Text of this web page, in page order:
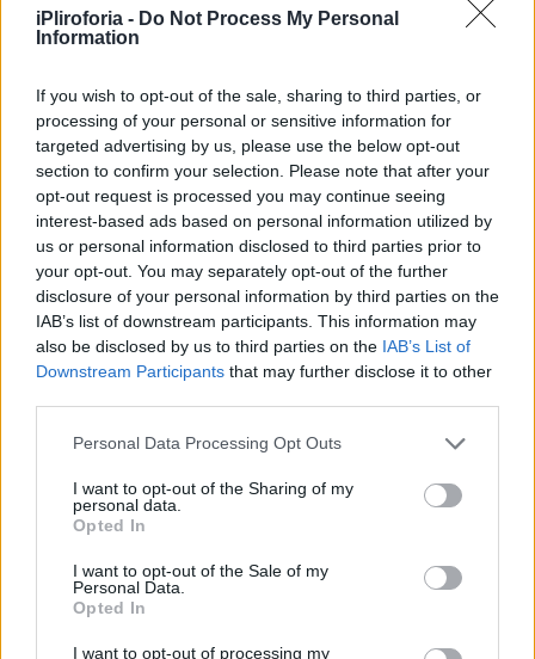
iPliroforia - Do Not Process My Personal
Information
If you wish to opt-out of the sale, sharing to third parties, or
processing of your personal or sensitive information for
targeted advertising by us, please use the below opt-out
section to confirm your selection. Please note that after your
opt-out request is processed you may continue seeing
interest-based ads based on personal information utilized by
us or personal information disclosed to third parties prior to
your opt-out. You may separately opt-out of the further
disclosure of your personal information by third parties on the
IAB’s list of downstream participants. This information may
also be disclosed by us to third parties on the IAB’s List of
Downstream Participants that may further disclose it to other
Personal Data Processing Opt Outs
I want to opt-out of the Sharing of my
personal data.
Opted In
I want to opt-out of the Sale of my
Personal Data.
Opted In
I want to opt-out of processing my
«αυτό συνέβη επειδή κάποιος πάροχος δεν
είχε δώσει τα στοιχεία των πελατών του έτσι
ώστε να ενσωματωθούν στην πλατφόρμα. Τα
στοιχεία δόθηκαν την περασμένη Πέμπτη»
επισήμανε ο κ. Σταϊκούρας.
Υπενθυμίζεται ότι η πληρωμή για το power
pass ήταν προγραμματισμένη να γίνει περί τα
τέλη Αυγούστου ή το πρώτο δεκαήμερο του
Σεπτεμβρίου.
TAGS:
POWER PASS ΟΙΚΟΝΟΜΙΑ ΣΤΑΙΚΟΥΡΑΣ